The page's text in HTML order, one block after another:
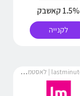
1.5% קאשבק
לקנייה
lastminute.co.il | לאסטמינט